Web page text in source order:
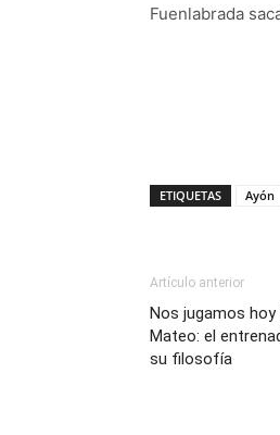
Fuenlabrada
ETIQUETAS Ayón
Artículo anterior
Nos jugamos hoy
Mateo: el
su filosofía